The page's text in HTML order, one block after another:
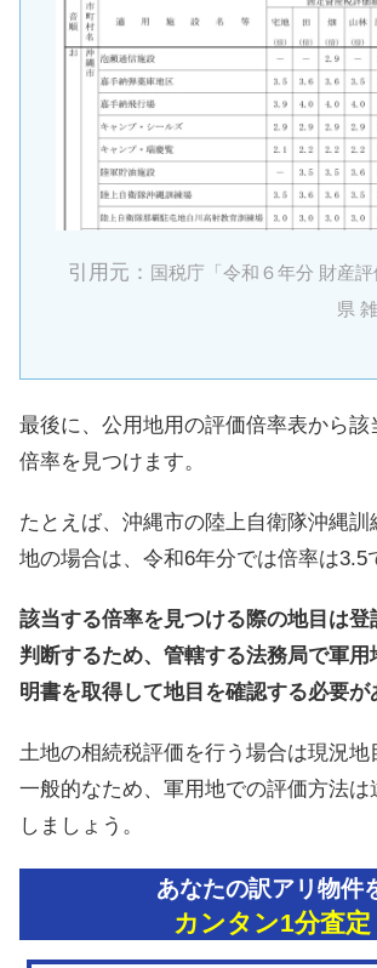
引用元： 国税庁「令和６年分 財産
県
最後に、公用地用の評価倍率表から該
倍率を見つけます。
たとえば、沖縄市の陸上自衛隊沖縄訓
地の場合は、令和6年分では倍率は3.5
該当する倍率を見つける際の地目は登
判断するため、管轄する法務局で軍
明書を取得して地目を確認する必要が
土地の相続税評価を行う場合は現況
一般的なため、軍用地での評価方法は
しましょう。
あなたの訳アリ物件
カンタン1分査定